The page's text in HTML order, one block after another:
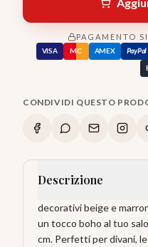
PAGAMENTO
VISA MC AMEX PayPal
CONDIVIDI QUESTO
Descrizione
decorativi beige e
un tocco boho al tuo
cm. Perfetti per divani,